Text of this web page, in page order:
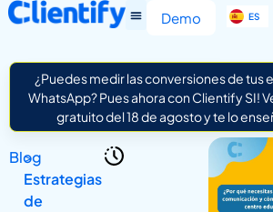
Demo ES
IT
¿Puedes medir las conversiones de tus
WhatsApp? Pues ahora con Clientify SI!
gratuito del 18 de agosto y te lo
Blog
>
Estrategias
de